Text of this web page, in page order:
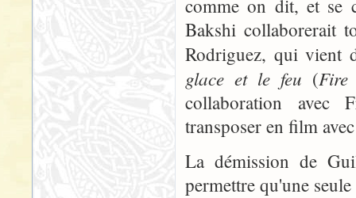
comme on dit, et se
Bakshi collaborerait
Rodriguez, qui vient
glace et le feu (
collaboration avec
transposer en film
La démission de
permettre qu'une